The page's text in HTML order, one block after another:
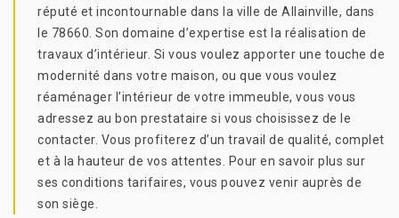
réputé et incontournable dans la ville de Allainville, dans
le 78660. Son domaine d’expertise est la réalisation de
travaux d’intérieur. Si vous voulez apporter une touche de
modernité dans votre maison, ou que vous voulez
réaménager l’intérieur de votre immeuble, vous vous
adressez au bon prestataire si vous choisissez de le
contacter. Vous profiterez d’un travail de qualité, complet
et à la hauteur de vos attentes. Pour en savoir plus sur
ses conditions tarifaires, vous pouvez venir auprès de
son siège.